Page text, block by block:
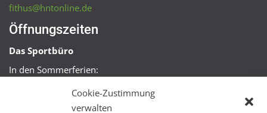
Cookie-Zustimmung
verwalten
fithus@hntonline.de
Öffnungszeiten
Das Sportbüro
In den Sommerferien:
Mo + Mi 16:00 – 18:00 Uhr